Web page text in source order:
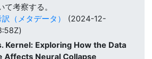
て考察する。
（メタデータ）
(2024-12-
Kernel: Exploring How the Data
Affects Neural Collapse